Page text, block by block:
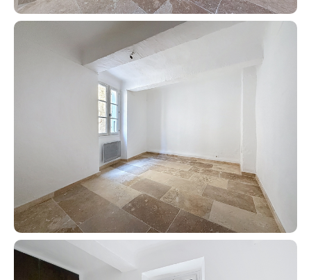
Contact an advisor
Estimate/Sell
Buy
Recruitment